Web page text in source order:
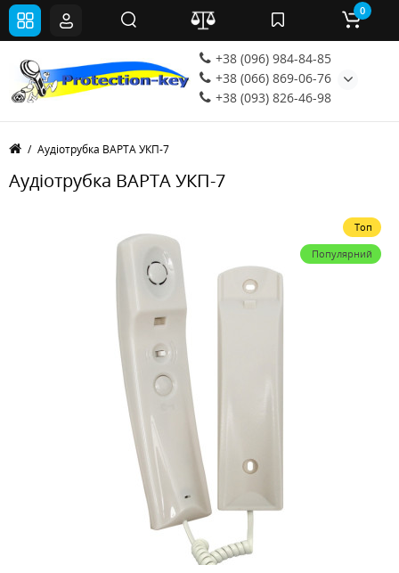
+38 (096) 984-84-85
+38 (066) 869-06-76
+38 (093) 826-46-98
0
Аудіотрубка ВАРТА УКП-7
Аудіотрубка ВАРТА УКП-7
Топ
Популярний